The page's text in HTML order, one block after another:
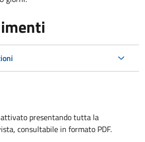
presentando tutta la
consultabile in formato PDF.